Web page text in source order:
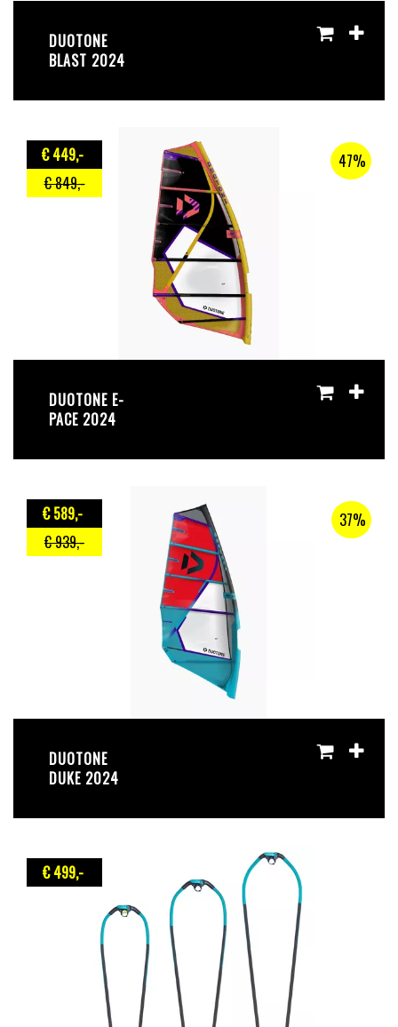
DUOTONE
BLAST 2024
€ 449,-
€ 849,-
47%
DUOTONE E-
PACE 2024
€ 589,-
€ 939,-
37%
DUOTONE
DUKE 2024
€ 499,-